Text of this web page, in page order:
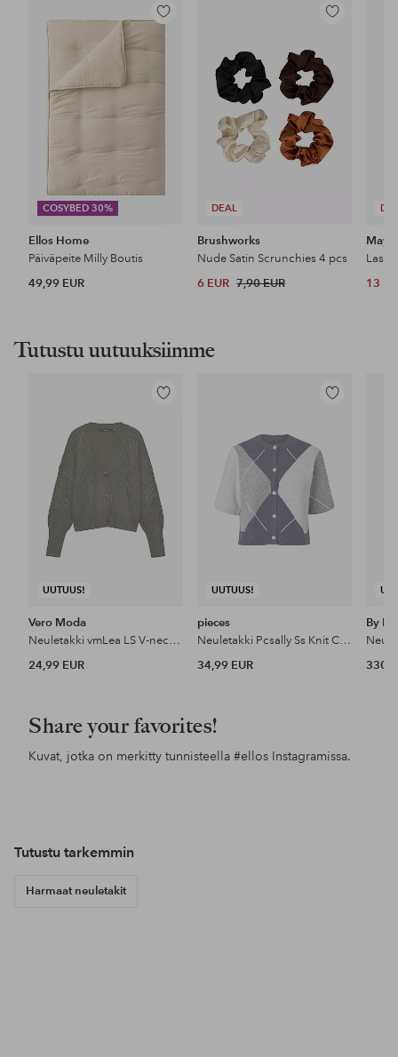
COSYBED 30%
Lisää
Ellos Home
Päiväpeite Milly Boutis
49,99 EUR
DEAL
Lisää
Brushworks
Nude Satin Scrunchies 4 pcs
6 EUR 7,90 EUR 13
Tutustu uutuuksiimme
UUTUUS!
Lisää
Vero Moda
Neuletakki vmLea LS V-neck Cuff Cardigan
24,99 EUR
UUTUUS!
Lisää
pieces
Neuletakki Pcsally Ss Knit Check Cardigan Bc
34,99 EUR
By
330
Share your favorites!
Kuvat, jotka on merkitty tunnisteella #ellos Instagramissa.
Tutustu tarkemmin
Harmaat neuletakit